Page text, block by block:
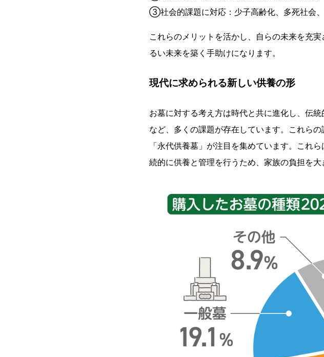
③社会的課題に対応：少子高齢化、多死社会
これらのメリットを活かし、自らの未来を充
るい未来を築く手助けになります。
現代に求められる新しい供養の形
お墓に対する考え方は時代と共に進化し、伝
など、多くの課題が存在しています。これら
「永代供養墓」が注目を集めています。これ
続的に供養と管理を行うため、家族の負担を大